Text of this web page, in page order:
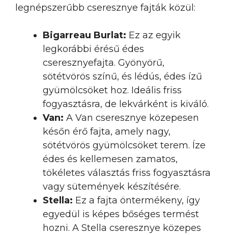
legnépszerűbb cseresznye fajták közül:
Bigarreau Burlat: Ez az egyik
legkorábbi érésű édes
cseresznyefajta. Gyönyörű,
sötétvörös színű, és lédús, édes ízű
gyümölcsöket hoz. Ideális friss
fogyasztásra, de lekvárként is kiváló.
Van: A Van cseresznye közepesen
későn érő fajta, amely nagy,
sötétvörös gyümölcsöket terem. Íze
édes és kellemesen zamatos,
tökéletes választás friss fogyasztásra
vagy sütemények készítésére.
Stella: Ez a fajta öntermékeny, így
egyedül is képes bőséges termést
hozni. A Stella cseresznye közepes